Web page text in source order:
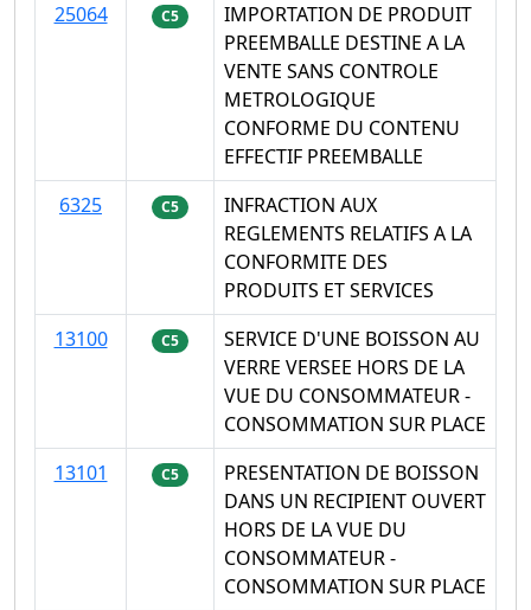
25064
C5
IMPORTATION DE PRODUIT
PREEMBALLE DESTINE A LA
VENTE SANS CONTROLE
METROLOGIQUE
CONFORME DU CONTENU
EFFECTIF PREEMBALLE
6325
C5
INFRACTION AUX
REGLEMENTS RELATIFS A LA
CONFORMITE DES
PRODUITS ET SERVICES
13100
C5
SERVICE D'UNE BOISSON AU
VERRE VERSEE HORS DE LA
VUE DU CONSOMMATEUR -
CONSOMMATION SUR PLACE
13101
C5
PRESENTATION DE BOISSON
DANS UN RECIPIENT OUVERT
HORS DE LA VUE DU
CONSOMMATEUR -
CONSOMMATION SUR PLACE